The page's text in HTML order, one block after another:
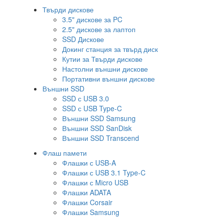
Твърди дискове
3.5" дискове за PC
2.5" дискове за лаптоп
SSD Дискове
Докинг станция за твърд диск
Кутии за Твърди дискове
Настолни външни дискове
Портативни външни дискове
Външни SSD
SSD с USB 3.0
SSD с USB Type-C
Външни SSD Samsung
Външни SSD SanDisk
Външни SSD Transcend
Флаш памети
Флашки с USB-A
Флашки с USB 3.1 Type-C
Флашки с Micro USB
Флашки ADATA
Флашки Corsair
Флашки Samsung